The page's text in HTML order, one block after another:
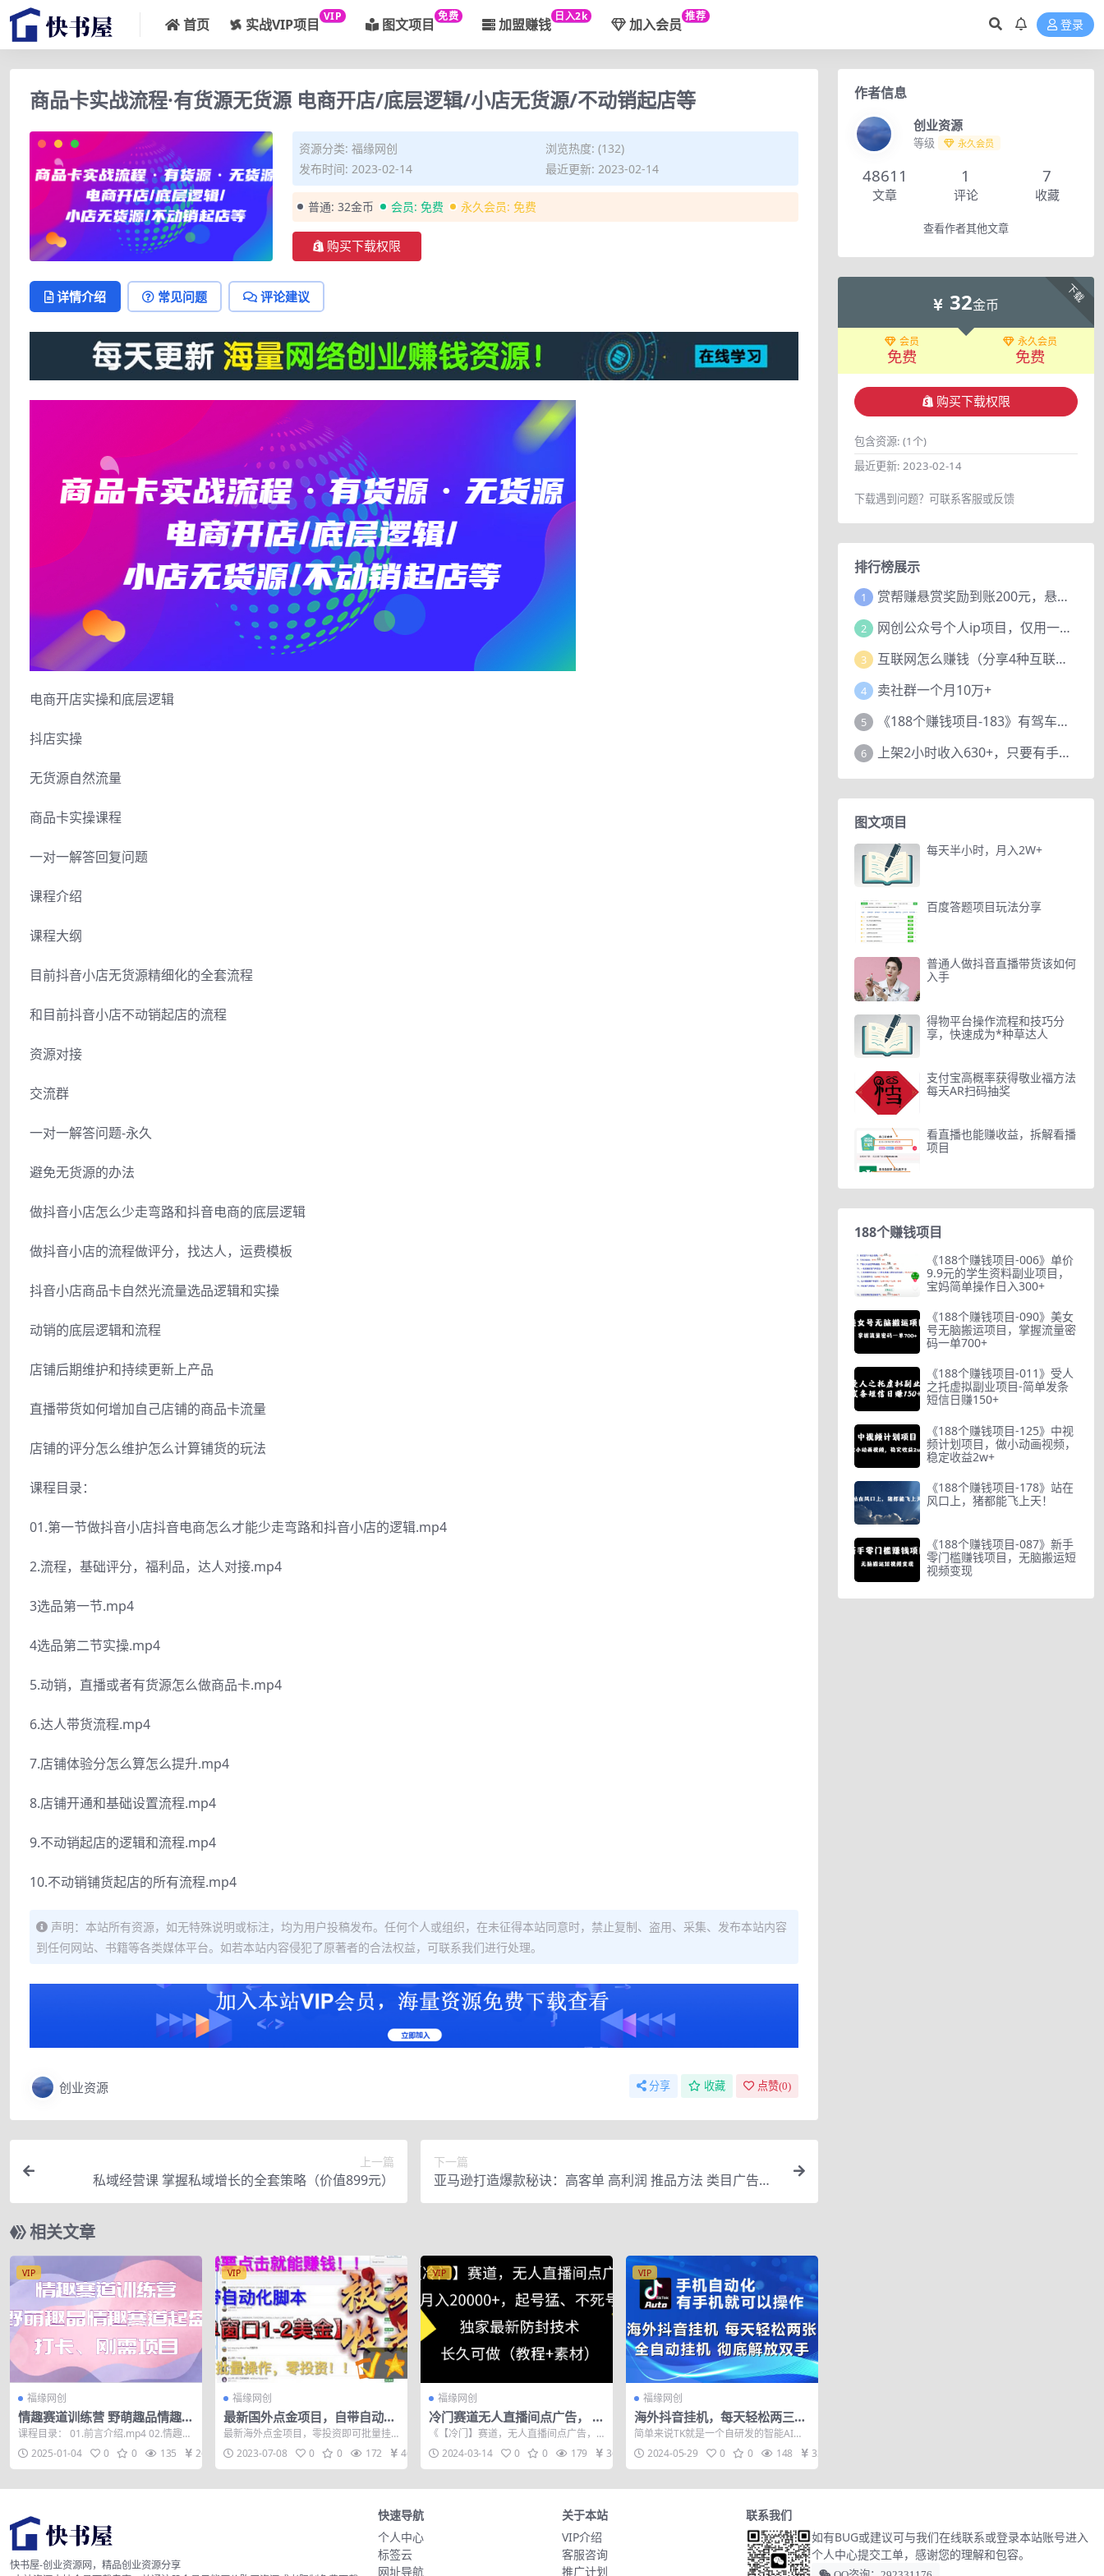
首页 实战VIP项目 VIP 图文项目 免费 加盟赚钱 日入2k 加入会员 推荐
登录
商品卡实战流程·有货源无货源 电商开店/底层逻辑/小店无货源/不动销起店等
资源分类: 福缘网创
浏览热度: (132)
发布时间: 2023-02-14
最近更新: 2023-02-14
普通: 32金币 会员: 免费 永久会员: 免费
购买下载权限
详情介绍 常见问题 评论建议
电商开店实操和底层逻辑
抖店实操
无货源自然流量
商品卡实操课程
一对一解答回复问题
课程介绍
课程大纲
目前抖音小店无货源精细化的全套流程
和目前抖音小店不动销起店的流程
资源对接
交流群
一对一解答问题-永久
避免无货源的办法
做抖音小店怎么少走弯路和抖音电商的底层逻辑
做抖音小店的流程做评分，找达人，运费模板
抖音小店商品卡自然光流量选品逻辑和实操
动销的底层逻辑和流程
店铺后期维护和持续更新上产品
直播带货如何增加自己店铺的商品卡流量
店铺的评分怎么维护怎么计算铺货的玩法
课程目录：
01.第一节做抖音小店抖音电商怎么才能少走弯路和抖音小店的逻辑.mp4
2.流程，基础评分，福利品，达人对接.mp4
3选品第一节.mp4
4选品第二节实操.mp4
5.动销，直播或者有货源怎么做商品卡.mp4
6.达人带货流程.mp4
7.店铺体验分怎么算怎么提升.mp4
8.店铺开通和基础设置流程.mp4
9.不动销起店的逻辑和流程.mp4
10.不动销铺货起店的所有流程.mp4
声明：本站所有资源，如无特殊说明或标注，均为用户投稿发布。任何个人或组织，在未征得本站同意时，禁止复制、盗用、采集、发布本站内容
到任何网站、书籍等各类媒体平台。如若本站内容侵犯了原著者的合法权益，可联系我们进行处理。
创业资源 分享 收藏 点赞(0)
上一篇
私域经营课 掌握私域增长的全套策略（价值899元）
下一篇
亚马逊打造爆款秘诀：高客单 高利润 推品方法 类目广告玩
法 SOP详解等等
相关文章
VIP
福缘网创
情趣赛道训练营 野萌趣品情趣赛
道起盘打卡、刚需项目
课程目录： 01.前言介绍.mp4 02.情趣赛
道应该怎么做.mp4 03.情趣...
2025-01-04 0 0 135 26
VIP
福缘网创
最新国外点金项目，自带自动化
脚本 单窗口1-2美元，可批量日
入500美金0投资
最新海外点金项目，零投资即可批量挂
机 需要梯子
2023-07-08 0 0 172 46
VIP
福缘网创
冷门赛道无人直播间点广告， 月
入20000+，起号猛不死号，独
家最新防封技术
《【冷门】赛道，无人直播间点广告，
月入20000+，起号猛、不死号，独 家最
新...2024-03-14 0 0 179 36
VIP
福缘网创
海外抖音挂机，每天轻松两三
张，全自动挂机，彻底解放双
手！
简单来说TK就是一个自研发的智能AI模
拟服务器，API对接的是海外的订单，海
外有...2024-05-29 0 0 148 33
作者信息
创业资源
等级 永久会员
48611
文章
1
评论
7
收藏
查看作者其他文章
下载
32金币
会员
免费
永久会员
免费
购买下载权限
包含资源: (1个)
最近更新: 2023-02-14
下载遇到问题？可联系客服或反馈
排行榜展示
1 赏帮赚悬赏奖励到账200元，悬赏任务多劳多得，人人可做。
2 网创公众号个人ip项目，仅用一篇文章做到全网引流！
3 互联网怎么赚钱（分享4种互联网赚钱模式）
4 卖社群一个月10万+
5 《188个赚钱项目-183》有驾车评项目，动动小手，复制粘贴赚44元！
6 上架2小时收入630+，只要有手就能做的AI搞钱项目，奶奶看完都能学会!
图文项目
每天半小时，月入2W+
百度答题项目玩法分享
普通人做抖音直播带货该如何
入手
得物平台操作流程和技巧分
享，快速成为*种草达人
支付宝高概率获得敬业福方法
每天AR扫码抽奖
看直播也能赚收益，拆解看播
项目
188个赚钱项目
《188个赚钱项目-006》单价
9.9元的学生资料副业项目，
宝妈简单操作日入300+
《188个赚钱项目-090》美女
号无脑搬运项目，掌握流量密
码一单700+
《188个赚钱项目-011》受人
之托虚拟副业项目-简单发条
短信日赚150+
《188个赚钱项目-125》中视
频计划项目，做小动画视频，
稳定收益2w+
《188个赚钱项目-178》站在
风口上，猪都能飞上天！
《188个赚钱项目-087》新手
零门槛赚钱项目，无脑搬运短
视频变现
快书屋-创业资源网，精品创业资源分享
快速导航
个人中心
标签云
网址导航
关于本站
VIP介绍
客服咨询
推广计划
联系我们
如有BUG或建议可与我们在线联系或登录本站账号进入
个人中心提交工单，感谢您的理解和包容。